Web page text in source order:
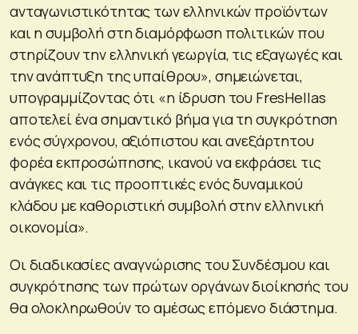
ανταγωνιστικότητας των ελληνικών προϊόντων
και η συμβολή στη διαμόρφωση πολιτικών που
στηρίζουν την ελληνική γεωργία, τις εξαγωγές και
την ανάπτυξη της υπαίθρου», σημειώνεται,
υπογραμμίζοντας ότι «η ίδρυση του FresHellas
αποτελεί ένα σημαντικό βήμα για τη συγκρότηση
ενός σύγχρονου, αξιόπιστου και ανεξάρτητου
φορέα εκπροσώπησης, ικανού να εκφράσει τις
ανάγκες και τις προοπτικές ενός δυναμικού
κλάδου με καθοριστική συμβολή στην ελληνική
οικονομία».
Οι διαδικασίες αναγνώρισης του Συνδέσμου και
συγκρότησης των πρώτων οργάνων διοίκησής του
θα ολοκληρωθούν το αμέσως επόμενο διάστημα.